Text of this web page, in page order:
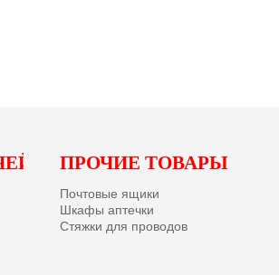
ПРОЧИЕ ТОВАРЫ
Почтовые ящики
Шкафы аптечки
Стяжки для проводов